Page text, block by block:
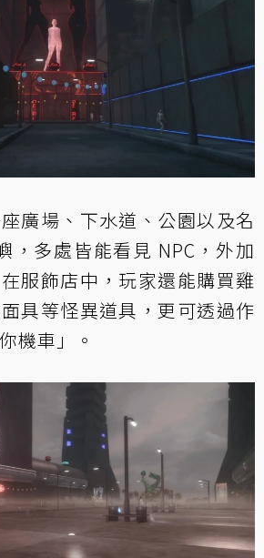
廣場、下水道、公園以及名
，多處皆能看見 NPC，外加
服飾店中，玩家還能購買雞
具等怪異道具，更可透過作
機車」。